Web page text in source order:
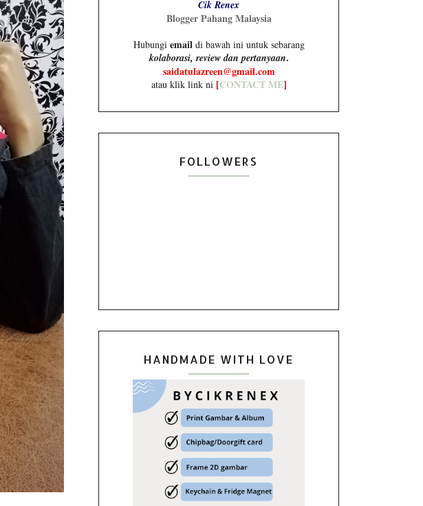
Cik Renex
Blogger Pahang Malaysia
Hubungi emaildi bawah ini untuk sebarang
kolaborasi, review dan pertanyaan.
saidatulazreen@gmail.com
atau klik link ni [CONTACT ME]
FOLLOWERS
HANDMADE WITH LOVE